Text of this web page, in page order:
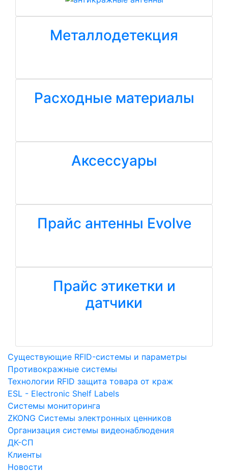
Металлодетекция
Расходные материалы
Аксессуары
Прайс антенны Evolve
Прайс этикетки и
датчики
Существующие RFID-системы и параметры
Противокражные системы
Технологии RFID защита товара от краж
ESL - Electronic Shelf Labels
Системы мониторинга
ZKONG Системы электронных ценников
Организация системы видеонаблюдения
ДК-СП
Клиенты
Новости